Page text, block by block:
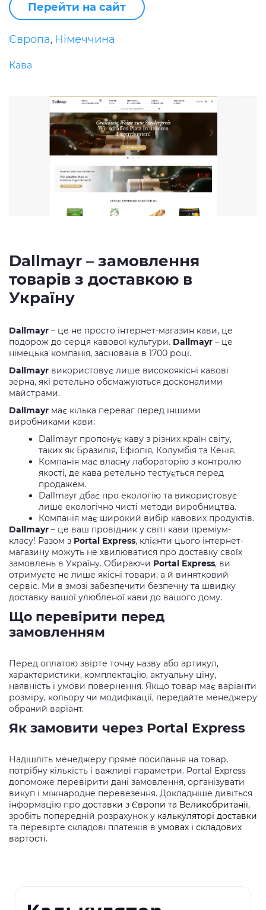
Перейти на сайт
Європа, Німеччина
Кава
Dallmayr – замовлення
товарів з доставкою в
Україну
Dallmayr – це не просто інтернет-магазин кави, це
подорож до серця кавової культури. Dallmayr – це
німецька компанія, заснована в 1700 році.
Dallmayr використовує лише високоякісні кавові
зерна, які ретельно обсмажуються досконалими
майстрами.
Dallmayr має кілька переваг перед іншими
виробниками кави:
Dallmayr пропонує каву з різних країн світу,
таких як Бразилія, Ефіопія, Колумбія та Кенія.
Компанія має власну лабораторію з контролю
якості, де кава ретельно тестується перед
продажем.
Dallmayr дбає про екологію та використовує
лише екологічно чисті методи виробництва.
Компанія має широкий вибір кавових продуктів.
Dallmayr – це ваш провідник у світі кави преміум-
класу! Разом з Portal Express, клієнти цього інтернет-
магазину можуть не хвилюватися про доставку своїх
замовлень в Україну. Обираючи Portal Express, ви
отримуєте не лише якісні товари, а й винятковий
сервіс. Ми в змозі забезпечити безпечну та швидку
доставку вашої улюбленої кави до вашого дому.
Що перевірити перед
замовленням
Перед оплатою звірте точну назву або артикул,
характеристики, комплектацію, актуальну ціну,
наявність і умови повернення. Якщо товар має варіанти
розміру, кольору чи модифікації, передайте менеджеру
обраний варіант.
Як замовити через Portal Express
Надішліть менеджеру пряме посилання на товар,
потрібну кількість і важливі параметри. Portal Express
допоможе перевірити дані замовлення, організувати
викуп і міжнародне перевезення. Докладніше дивіться
інформацію про доставки з Європи та Великобританії,
зробіть попередній розрахунок у калькуляторі доставки
та перевірте складові платежів в умовах і складових
вартості.